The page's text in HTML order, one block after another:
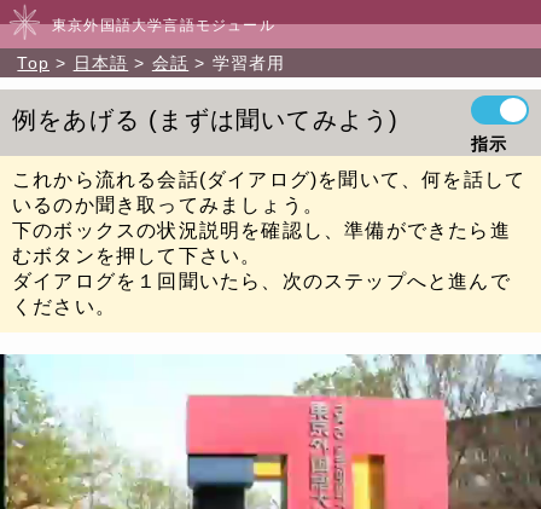
東京外国語大学言語モジュール
Top 日本語 会話 学習者用
例をあげる まずは聞いてみよう
指示
これから流れる会話(ダイアログ)を聞いて、何を話して
いるのか聞き取ってみましょう。
下のボックスの状況説明を確認し、準備ができたら進
むボタンを押して下さい。
ダイアログを１回聞いたら、次のステップへと進んで
ください。